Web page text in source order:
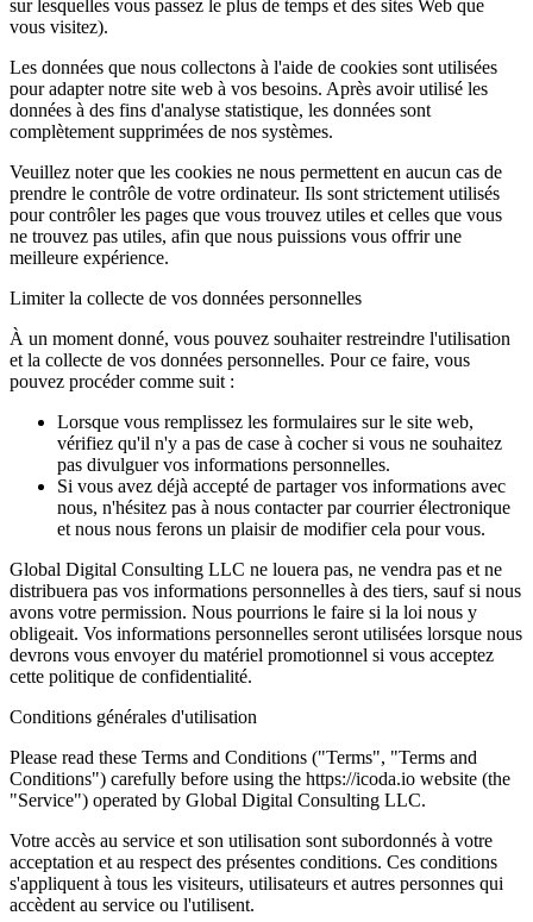
sur lesquelles vous passez le plus de temps et des sites Web que
vous visitez).
Les données que nous collectons à l'aide de cookies sont utilisées
pour adapter notre site web à vos besoins. Après avoir utilisé les
données à des fins d'analyse statistique, les données sont
complètement supprimées de nos systèmes.
Veuillez noter que les cookies ne nous permettent en aucun cas de
prendre le contrôle de votre ordinateur. Ils sont strictement utilisés
pour contrôler les pages que vous trouvez utiles et celles que vous
ne trouvez pas utiles, afin que nous puissions vous offrir une
meilleure expérience.
Limiter la collecte de vos données personnelles
À un moment donné, vous pouvez souhaiter restreindre l'utilisation
et la collecte de vos données personnelles. Pour ce faire, vous
pouvez procéder comme suit :
Lorsque vous remplissez les formulaires sur le site web,
vérifiez qu'il n'y a pas de case à cocher si vous ne souhaitez
pas divulguer vos informations personnelles.
Si vous avez déjà accepté de partager vos informations avec
nous, n'hésitez pas à nous contacter par courrier électronique
et nous nous ferons un plaisir de modifier cela pour vous.
Global Digital Consulting LLC ne louera pas, ne vendra pas et ne
distribuera pas vos informations personnelles à des tiers, sauf si nous
avons votre permission. Nous pourrions le faire si la loi nous y
obligeait. Vos informations personnelles seront utilisées lorsque nous
devrons vous envoyer du matériel promotionnel si vous acceptez
cette politique de confidentialité.
Conditions générales d'utilisation
Please read these Terms and Conditions ("Terms", "Terms and
Conditions") carefully before using the https://icoda.io website (the
"Service") operated by Global Digital Consulting LLC.
Votre accès au service et son utilisation sont subordonnés à votre
acceptation et au respect des présentes conditions. Ces conditions
s'appliquent à tous les visiteurs, utilisateurs et autres personnes qui
accèdent au service ou l'utilisent.